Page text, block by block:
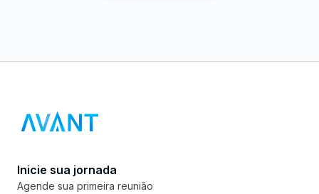
Inicie sua jornada
Agende sua primeira reunião